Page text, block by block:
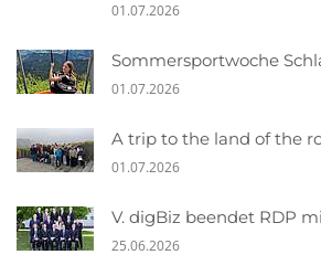
01.07.2026
Sommersportwoche
01.07.2026
A trip to the land of the
01.07.2026
V. digBiz beendet RDP
25.06.2026